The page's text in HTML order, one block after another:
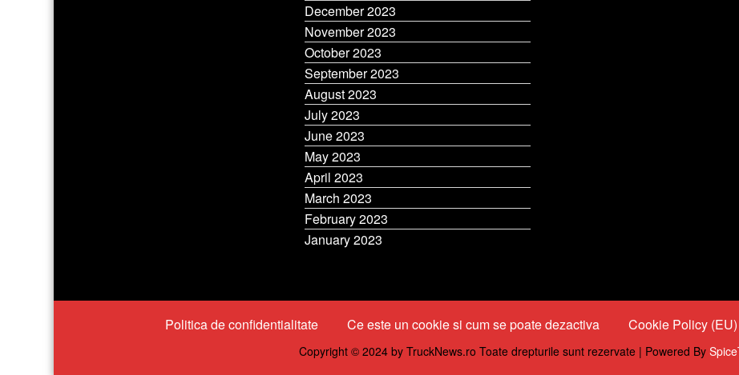
December 2023
November 2023
October 2023
September 2023
August 2023
July 2023
June 2023
May 2023
April 2023
March 2023
February 2023
January 2023
Politica de confidentialitate Ce este un cookie si cum se poate dezactiva Cookie Policy (EU)
Copyright © 2024 by TruckNews.ro Toate drepturile sunt rezervate | Powered By